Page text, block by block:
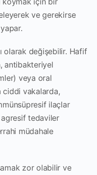
ve gerekirse
olarak değişebilir. Hafif
antibakteriyel
veya oral
ciddi vakalarda,
ilaçlar
tedaviler
müdahale
zor olabilir ve